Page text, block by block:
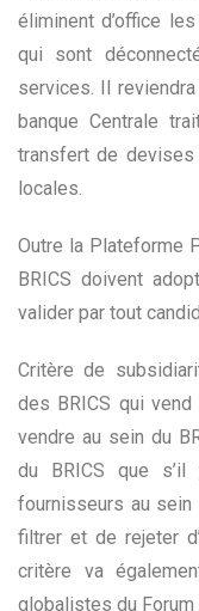
éliminent d’office
qui sont
services. Il
banque Centrale
transfert de devises
locales.
Outre la Plateforme
BRICS doivent
valider par tout
Critère de
des BRICS qui
vendre au sein du
du BRICS que
fournisseurs au sein
filtrer et de rejeter
critère va
globalistes du Forum